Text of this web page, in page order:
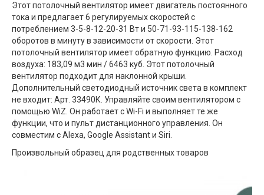
Этот потолочный вентилятор имеет двигатель постоянного
тока и предлагает 6 регулируемых скоростей с
потреблением 3-5-8-12-20-31 Вт и 50-71-93-115-138-162
оборотов в минуту в зависимости от скорости. Этот
потолочный вентилятор имеет обратную функцию. Расход
воздуха: 183,09 м3 мин / 6463 куб. Этот потолочный
вентилятор подходит для наклонной крыши.
Дополнительный светодиодный источник света в комплект
не входит: Арт. 33490К. Управляйте своим вентилятором с
помощью WiZ. Он работает с Wi-Fi и выполняет те же
функции, что и пульт дистанционного управления. Он
совместим с Alexa, Google Assistant и Siri.
Произвольный образец для родственных товаров